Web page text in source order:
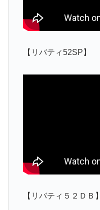
【リバティ52SP】
【リバティ５２ＤＢ】